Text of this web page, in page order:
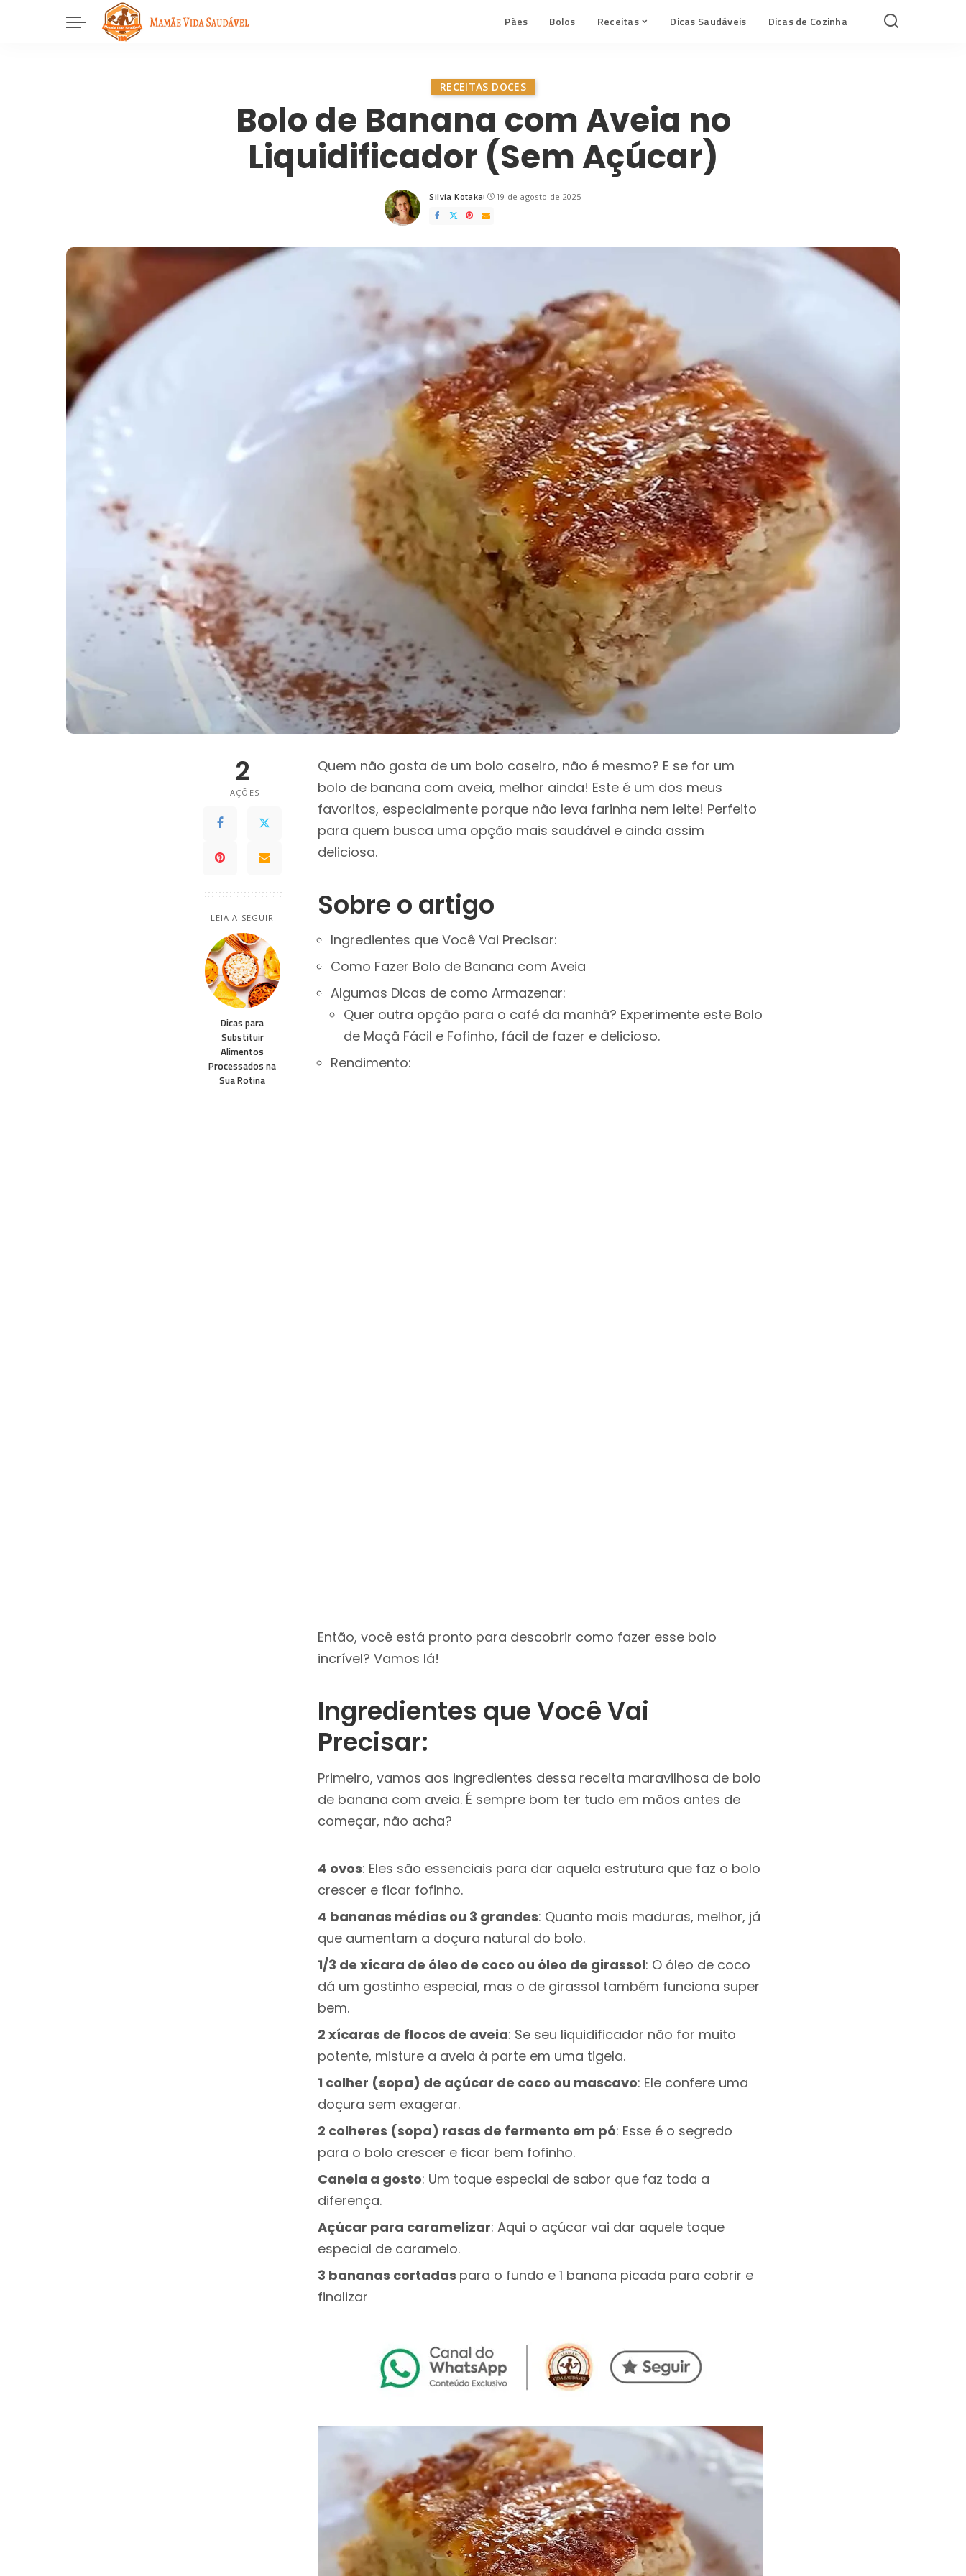
Pães Bolos Receitas Dicas Saudáveis Dicas de Cozinha
RECEITAS DOCES
Bolo de Banana com Aveia no
Liquidificador (Sem Açúcar)
Posted
by
Silvia Kotaka 19 de agosto de 2025
2
AÇÕES
LEIA A SEGUIR
Dicas para
Substituir
Alimentos
Processados na
Sua Rotina
Quem não gosta de um bolo caseiro, não é mesmo? E se for um
bolo de banana com aveia, melhor ainda! Este é um dos meus
favoritos, especialmente porque não leva farinha nem leite! Perfeito
para quem busca uma opção mais saudável e ainda assim
deliciosa.
Sobre o artigo
Ingredientes que Você Vai Precisar:
Como Fazer Bolo de Banana com Aveia
Algumas Dicas de como Armazenar:
Quer outra opção para o café da manhã? Experimente este Bolo
de Maçã Fácil e Fofinho, fácil de fazer e delicioso.
Rendimento:
Então, você está pronto para descobrir como fazer esse bolo
incrível? Vamos lá!
Ingredientes que Você Vai
Precisar:
Primeiro, vamos aos ingredientes dessa receita maravilhosa de bolo
de banana com aveia. É sempre bom ter tudo em mãos antes de
começar, não acha?
4 ovos: Eles são essenciais para dar aquela estrutura que faz o bolo
crescer e ficar fofinho.
4 bananas médias ou 3 grandes: Quanto mais maduras, melhor, já
que aumentam a doçura natural do bolo.
1/3 de xícara de óleo de coco ou óleo de girassol: O óleo de coco
dá um gostinho especial, mas o de girassol também funciona super
bem.
2 xícaras de flocos de aveia: Se seu liquidificador não for muito
potente, misture a aveia à parte em uma tigela.
1 colher (sopa) de açúcar de coco ou mascavo: Ele confere uma
doçura sem exagerar.
2 colheres (sopa) rasas de fermento em pó: Esse é o segredo
para o bolo crescer e ficar bem fofinho.
Canela a gosto: Um toque especial de sabor que faz toda a
diferença.
Açúcar para caramelizar: Aqui o açúcar vai dar aquele toque
especial de caramelo.
3 bananas cortadas para o fundo e 1 banana picada para cobrir e
finalizar